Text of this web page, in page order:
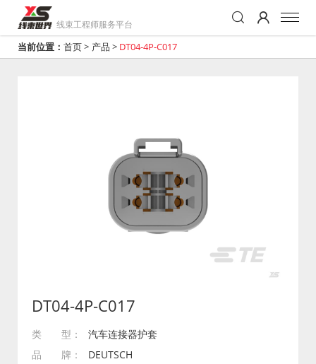
线束工程师服务平台
当前位置： 首页> 产品 > DT04-4P-C017
DT04-4P-C017
类 型：
汽车连接器护套
品 牌：
DEUTSCH